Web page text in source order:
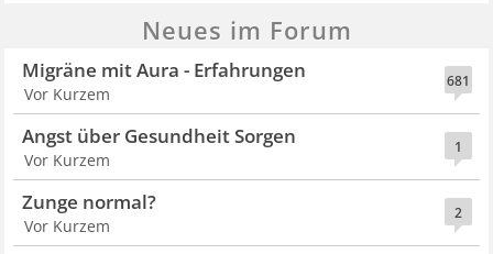
Neues im Forum
681
Migräne mit Aura - Erfahrungen
Vor Kurzem
1
Angst über Gesundheit Sorgen
Vor Kurzem
2
Zunge normal?
Vor Kurzem